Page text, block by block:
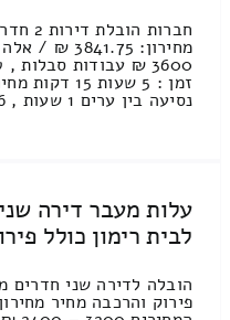
חברות
נסיעה בין ערים 1 שעות , 36 [...]
עלות מעבר דירה
לבית רימון כולל
הובלה לדירה שני חדרים